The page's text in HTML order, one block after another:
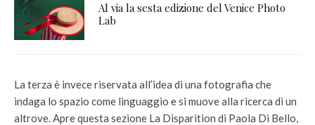
Al via la sesta edizione del Venice Photo
Lab
La terza è invece riservata all’idea di una fotografia che
indaga lo spazio come linguaggio e si muove alla ricerca di un
altrove. Apre questa sezione La Disparition di Paola Di Bello,